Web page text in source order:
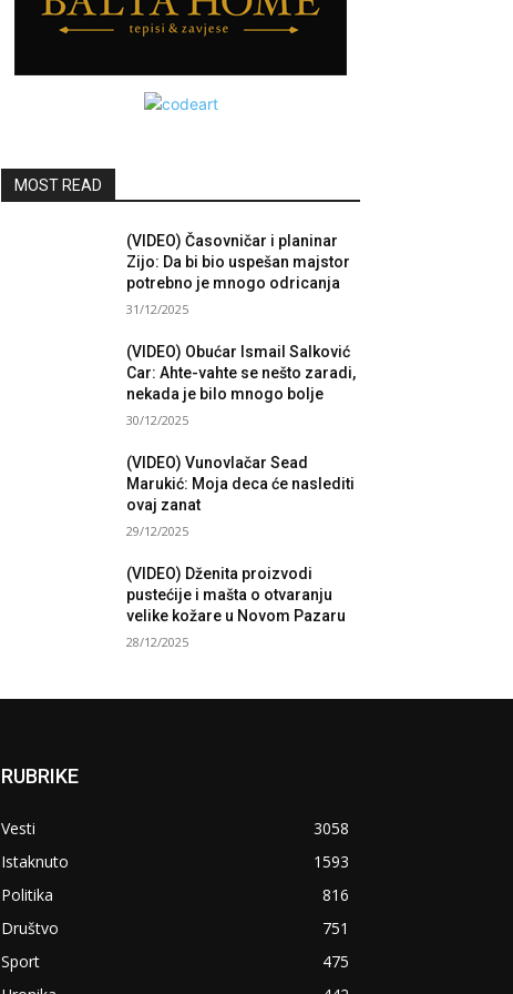
MOST READ
(VIDEO) Časovničar i planinar
Zijo: Da bi bio uspešan majstor
potrebno je mnogo odricanja
31/12/2025
(VIDEO) Obućar Ismail Salković
Car: Ahte-vahte se nešto zaradi,
nekada je bilo mnogo bolje
30/12/2025
(VIDEO) Vunovlačar Sead
Marukić: Moja deca će naslediti
ovaj zanat
29/12/2025
(VIDEO) Dženita proizvodi
pustećije i mašta o otvaranju
velike kožare u Novom Pazaru
28/12/2025
RUBRIKE
Vesti
3058
Istaknuto
1593
Politika
816
Društvo
751
Sport
475